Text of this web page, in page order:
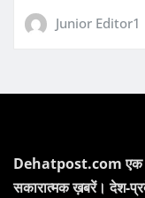
Junior Editor1
Dehatpost.com एक
सकारात्मक ख़बरें। देश-